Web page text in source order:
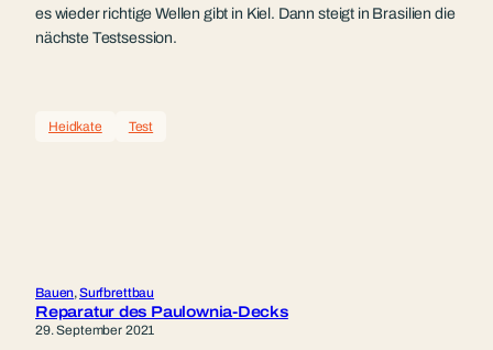
es wieder richtige Wellen gibt in Kiel. Dann steigt in Brasilien die
nächste Testsession.
Heidkate Test
Bauen, Surfbrettbau
Reparatur des Paulownia-Decks
29. September 2021